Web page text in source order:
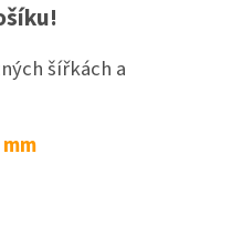
šířkách a